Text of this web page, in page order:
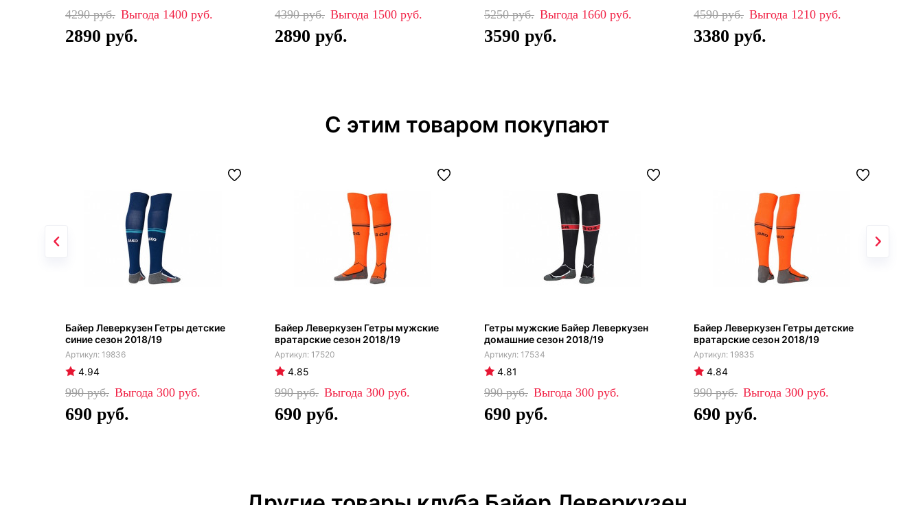
4290 1400
2890
4390 1500
2890
5250 1660
3590
4590 1210
3380
С этим товаром покупают
Байер Леверкузен Гетры детские
синие сезон 2018/19
19836
4.94
990 300
690
Байер Леверкузен Гетры мужские
вратарские сезон 2018/19
17520
4.85
990 300
690
Гетры мужские Байер Леверкузен
домашние сезон 2018/19
17534
4.81
990 300
690
Байер Леверкузен Гетры детские
вратарские сезон 2018/19
19835
4.84
990 300
690